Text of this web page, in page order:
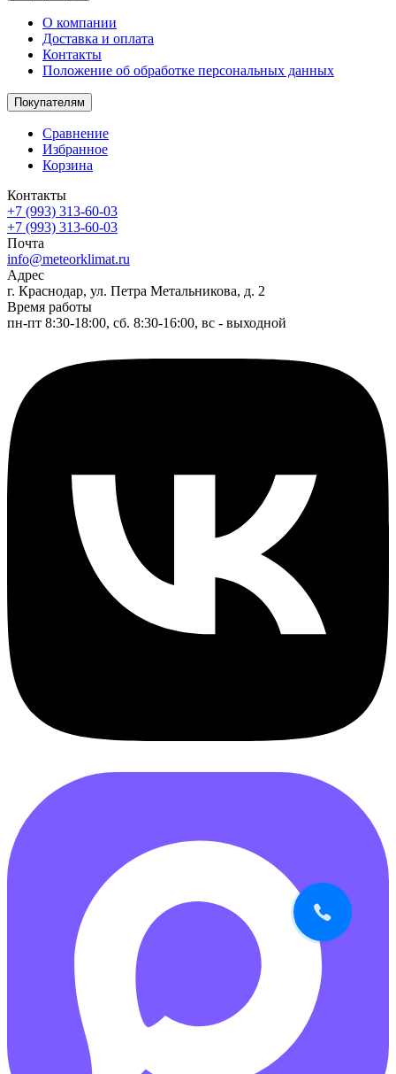
О компании
Доставка и оплата
Контакты
Положение об обработке персональных данных
Покупателям
Сравнение
Избранное
Корзина
Контакты
+7 (993) 313-60-03
+7 (993) 313-60-03
Почта
info@meteorklimat.ru
Адрес
г. Краснодар, ул. Петра Метальникова, д. 2
Время работы
пн-пт 8:30-18:00, сб. 8:30-16:00, вс - выходной